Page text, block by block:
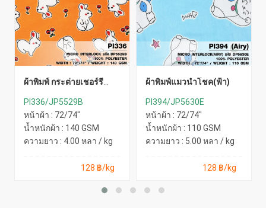
ผ้าพิมพ์ กระต่ายเชอร์รี่
PI336/JP5529B
หน้าผ้า : 72/74"
น้ำหนักผ้า : 140 GSM
ความยาว : 4.00 หลา / kg
128 ฿/kg
ผ้าพิมพ์แมวนำโชค(ฟ้า)
PI394/JP5630E
หน้าผ้า : 72/74"
น้ำหนักผ้า : 110 GSM
ความยาว : 5.00 หลา / kg
128 ฿/kg